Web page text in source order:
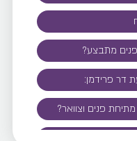
פנים מתבצע?
דר פרידמן:
פנים וצוואר?